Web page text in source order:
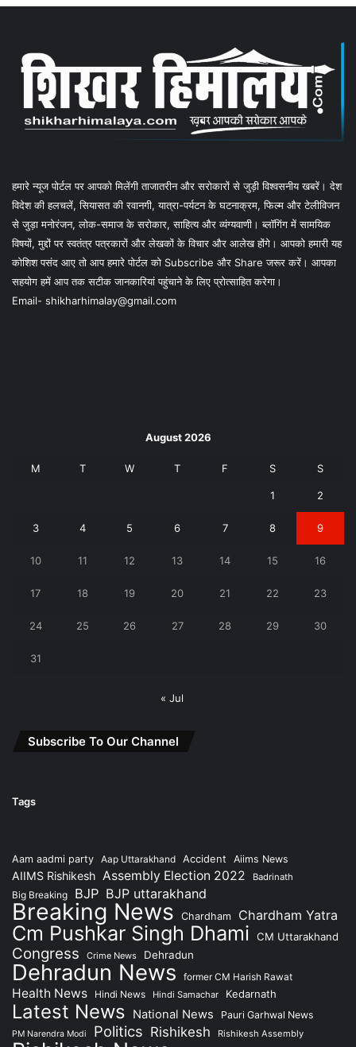
हमारे न्यूज पोर्टल पर आपको मिलेंगी ताजातरीन और सरोकारों से जुड़ी विश्वसनीय खबरें। देश
विदेश की हलचलें, सियासत की रवानगी, यात्रा-पर्यटन के घटनाक्रम, फिल्म और टेलीविजन
से जुड़ा मनोरंजन, लोक-समाज के सरोकार, साहित्य और व्यंग्यवाणी। ब्लॉगिंग में सामयिक
विषयों, मुद्दों पर स्वतंत्र पत्रकारों और लेखकों के विचार और आलेख होंगे। आपको हमारी यह
कोशिश पसंद आए तो आप हमारे पोर्टल को Subscribe और Share जरूर करें। आपका
सहयोग हमें आप तक सटीक जानकारियां पहुंचाने के लिए प्रोत्साहित करेगा।
Email- shikharhimalay@gmail.com
August 2026
M T W T F S S
1 2
3 4 5 6 7 8 9
10 11 12 13 14 15 16
17 18 19 20 21 22 23
24 25 26 27 28 29 30
31
« Jul
Subscribe To Our Channel
Tags
Aam aadmi party Aap Uttarakhand Accident Aiims News
AIIMS Rishikesh Assembly Election 2022 Badrinath
Big Breaking BJP BJP uttarakhand
Breaking News Chardham Chardham Yatra
Cm Pushkar Singh Dhami CM Uttarakhand
Congress Crime News Dehradun
Dehradun News former CM Harish Rawat
Health News Hindi News Hindi Samachar Kedarnath
Latest News National News Pauri Garhwal News
PM Narendra Modi Politics Rishikesh Rishikesh Assembly